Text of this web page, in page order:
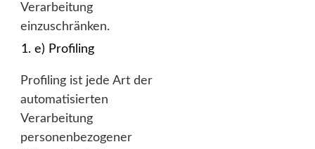
Verarbeitung
einzuschränken.
e) Profiling
Profiling ist jede Art der
automatisierten
Verarbeitung
personenbezogener